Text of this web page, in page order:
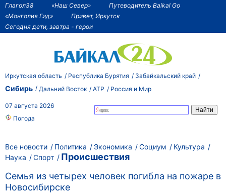
Глагол38 «Наш Север»
Путеводитель Baikal Go
«Монголия Гид»
Привет, Иркутск
Сегодня дети, завтра - герои
Иркутская область Республика Бурятия Забайкальский край
Сибирь Дальний Восток АТР Россия и Мир
07 августа 2026
Погода
Все новости Политика Экономика Социум
Культура
Наука
Спорт
Происшествия
Семья из четырех человек погибла на пожаре в
Новосибирске